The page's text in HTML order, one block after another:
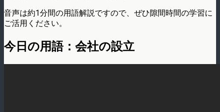
音声は約1分間の用語解説ですので、ぜひ隙間時間の学習に
ご活用ください。
今日の用語：会社の設立